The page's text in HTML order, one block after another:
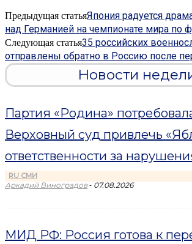
Предыдущая статьяЯпония радуется
над Германией на чемпионате мира по
Следующая статья35 российских
отправлены обратно в Россию после
Новости
Партия «Родина»
Верховный суд привлечь
ответственности за
RU СМИ
Аркадий Виноградов - 07.08.2026
МИД РФ: Россия готова к